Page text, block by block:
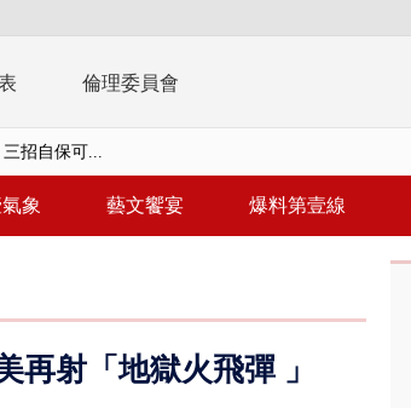
倫理委員會
遭襲！ 出...
彈」軍人...
瀑階梯」 ...
象 藝文饗宴 爆料第壹線
射「地獄火飛彈 」